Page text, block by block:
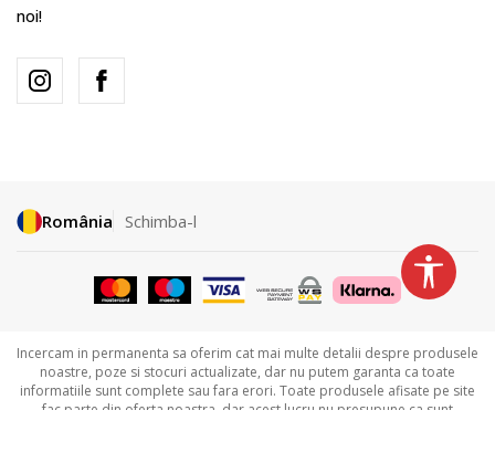
noi!
România Schimba-l
Incercam in permanenta sa oferim cat mai multe detalii despre produsele
noastre, poze si stocuri actualizate, dar nu putem garanta ca toate
informatiile sunt complete sau fara erori. Toate produsele afisate pe site
fac parte din oferta noastra, dar acest lucru nu presupune ca sunt